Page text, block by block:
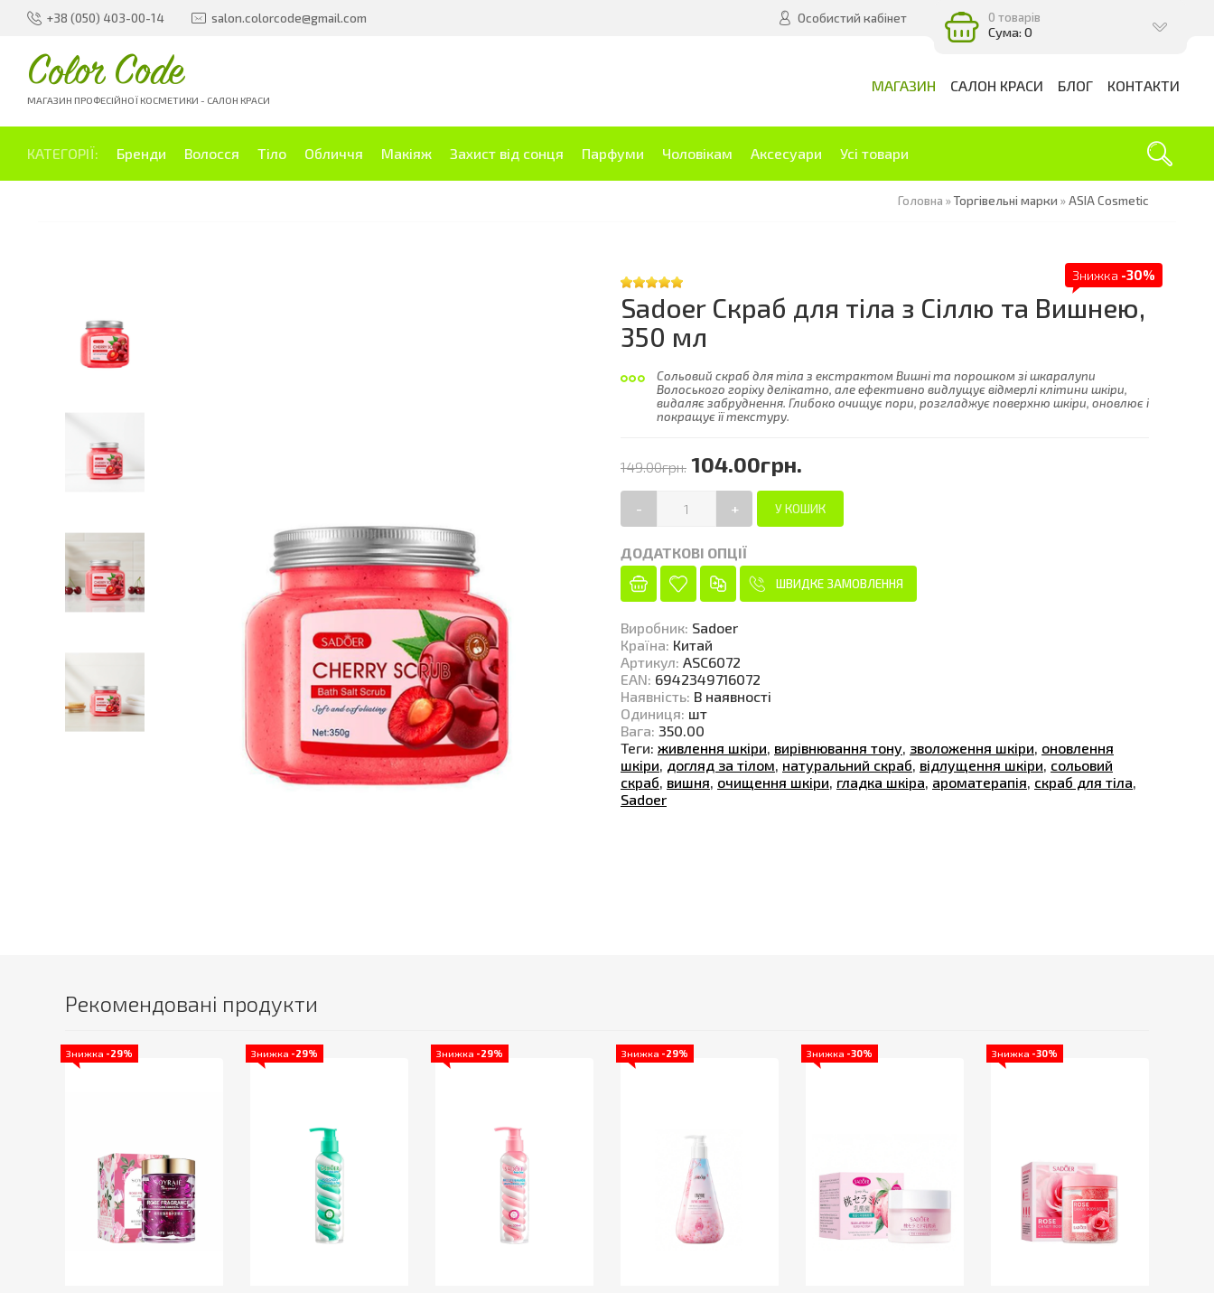
+38 (050) 403-00-14 salon.colorcode@gmail.com Особистий кабінет 0 товарів
Сума: 0
Color Code
МАГАЗИН ПРОФЕСІЙНОЇ КОСМЕТИКИ - САЛОН КРАСИ
МАГАЗИН САЛОН КРАСИ БЛОГ КОНТАКТИ
КАТЕГОРІЇ: Бренди Волосся Тіло Обличчя Макіяж Захист від сонця Парфуми Чоловікам Аксесуари Усі товари
Головна »Торгівельні марки »ASIA Cosmetic
Знижка -30%
Sadoer Скраб для тіла з Сіллю та Вишнею,
350 мл
Сольовий скраб для тіла з екстрактом Вишні та порошком зі шкаралупи
Волоського горіху делікатно, але ефективно видлущує відмерлі клітини шкіри,
видаляє забруднення. Глибоко очищує пори, розгладжує поверхню шкіри, оновлює і
покращує її текстуру.
149.00грн. 104.00грн.
- +
ДОДАТКОВІ ОПЦІЇ
ШВИДКЕ ЗАМОВЛЕННЯ
Виробник: Sadoer
Країна: Китай
Артикул: ASC6072
EAN: 6942349716072
Наявність: В наявності
Одиниця: шт
Вага: 350.00
Теги: живлення шкіри, вирівнювання тону, зволоження шкіри, оновлення
шкіри, догляд за тілом, натуральний скраб, відлущення шкіри, сольовий
скраб, вишня, очищення шкіри, гладка шкіра, ароматерапія, скраб для тіла,
Sadoer
Рекомендовані продукти
Знижка -29% Знижка -29% Знижка -29% Знижка -29% Знижка -30% Знижка -30%